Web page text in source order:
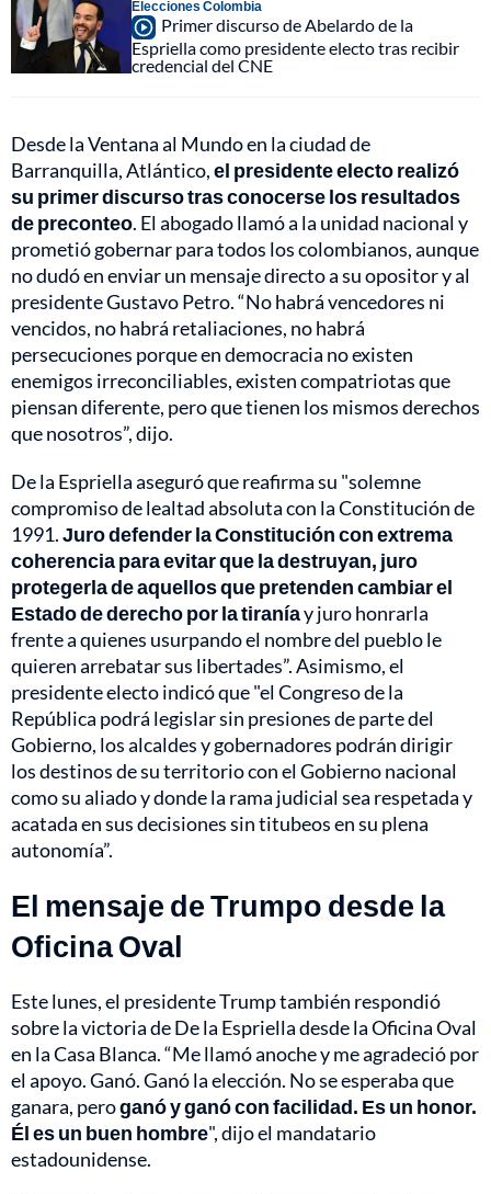
Elecciones Colombia
Primer discurso de Abelardo de la
Espriella como presidente electo tras recibir
credencial del CNE
Desde la Ventana al Mundo en la ciudad de
Barranquilla, Atlántico,el presidente electo realizó
su primer discurso tras conocerse los resultados
de preconteo. El abogado llamó a la unidad nacional y
prometió gobernar para todos los colombianos, aunque
no dudó en enviar un mensaje directo a su opositor y al
presidente Gustavo Petro. “No habrá vencedores ni
vencidos, no habrá retaliaciones, no habrá
persecuciones porque en democracia no existen
enemigos irreconciliables, existen compatriotas que
piensan diferente, pero que tienen los mismos derechos
que nosotros”, dijo.
De la Espriella aseguró que reafirma su "solemne
compromiso de lealtad absoluta con la Constitución de
1991.Juro defender la Constitución con extrema
coherencia para evitar que la destruyan, juro
protegerla de aquellos que pretenden cambiar el
Estado de derecho por la tiraníay juro honrarla
frente a quienes usurpando el nombre del pueblo le
quieren arrebatar sus libertades”. Asimismo, el
presidente electo indicó que "el Congreso de la
República podrá legislar sin presiones de parte del
Gobierno, los alcaldes y gobernadores podrán dirigir
los destinos de su territorio con el Gobierno nacional
como su aliado y donde la rama judicial sea respetada y
acatada en sus decisiones sin titubeos en su plena
autonomía”.
El mensaje de Trumpo desde la
Oficina Oval
Este lunes, el presidente Trump también respondió
sobre la victoria de De la Espriella desde la Oficina Oval
en la Casa Blanca. “Me llamó anoche y me agradeció por
el apoyo. Ganó. Ganó la elección. No se esperaba que
ganara, peroganó y ganó con facilidad. Es un honor.
Él es un buen hombre", dijo el mandatario
estadounidense.